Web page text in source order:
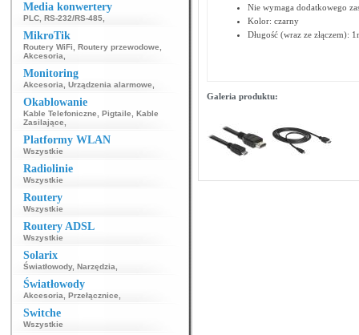
Media konwertery
PLC RS-232/RS-485
MikroTik
Routery WiFi Routery przewodowe
Akcesoria
Monitoring
Akcesoria Urządzenia alarmowe
Okablowanie
Kable Telefoniczne Pigtaile
Kable
Zasilające
Platformy WLAN
Wszystkie
Radiolinie
Wszystkie
Routery
Wszystkie
Routery ADSL
Wszystkie
Solarix
Światłowody, Narzędzia
Światłowody
Akcesoria Przełącznice
Switche
Wszystkie
Nie wymaga dodatkowego
Kolor: czarny
Długość (wraz ze złączem):
Galeria produktu: